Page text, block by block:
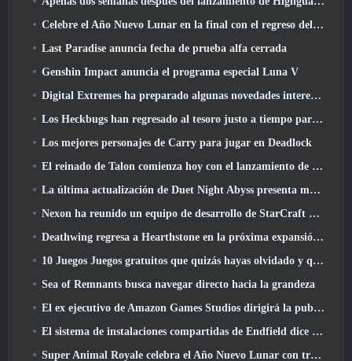
Celebre el Año Nuevo Lunar en la final con el regreso del 'Modo Bank It'
Last Paradise anuncia fecha de prueba alfa cerrada
Genshin Impact anuncia el programa especial Luna V
Digital Extremes ha preparado algunas novedades interesantes para celebrar el Año Nuevo Lunar en Warframe
Los Heckbugs han regresado al tesoro justo a tiempo para la temporada del amor
Los mejores personajes de Carry para jugar en Deadlock
El reinado de Talon comienza hoy con el lanzamiento de la temporada de Overwatch 1: Conquista
La última actualización de Duet Night Abyss presenta monturas
Nexon ha reunido un equipo de desarrollo de StarCraft Shooter según un informe de un medio coreano
Deathwing regresa a Hearthstone en la próxima expansión de Cataclysm
10 Juegos Juegos gratuitos que quizás hayas olvidado y que participan en el PvP Fest de Steam
Sea of ​​Remnants busca navegar directo hacia la grandeza
El ex ejecutivo de Amazon Games Studios dirigirá la publicación occidental de Aion 2
El sistema de instalaciones compartidas de Endfield dice sobre los jugadores
Super Animal Royale celebra el Año Nuevo Lunar con tres semanas de eventos de Super Horse